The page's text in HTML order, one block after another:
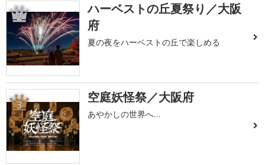
2
ハーベストの丘夏祭り／大阪
府
夏の夜をハーベストの丘で楽しめる
3 空庭妖怪祭／大阪府
あやかしの世界へ…